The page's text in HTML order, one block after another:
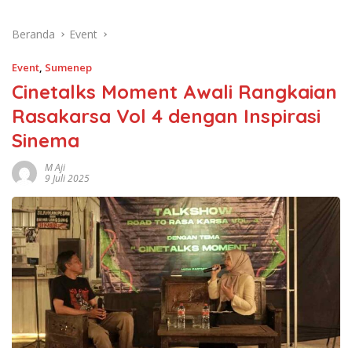
Beranda Event
Event, Sumenep
Cinetalks Moment Awali Rangkaian
Rasakarsa Vol 4 dengan Inspirasi
Sinema
M Aji
9 Juli 2025